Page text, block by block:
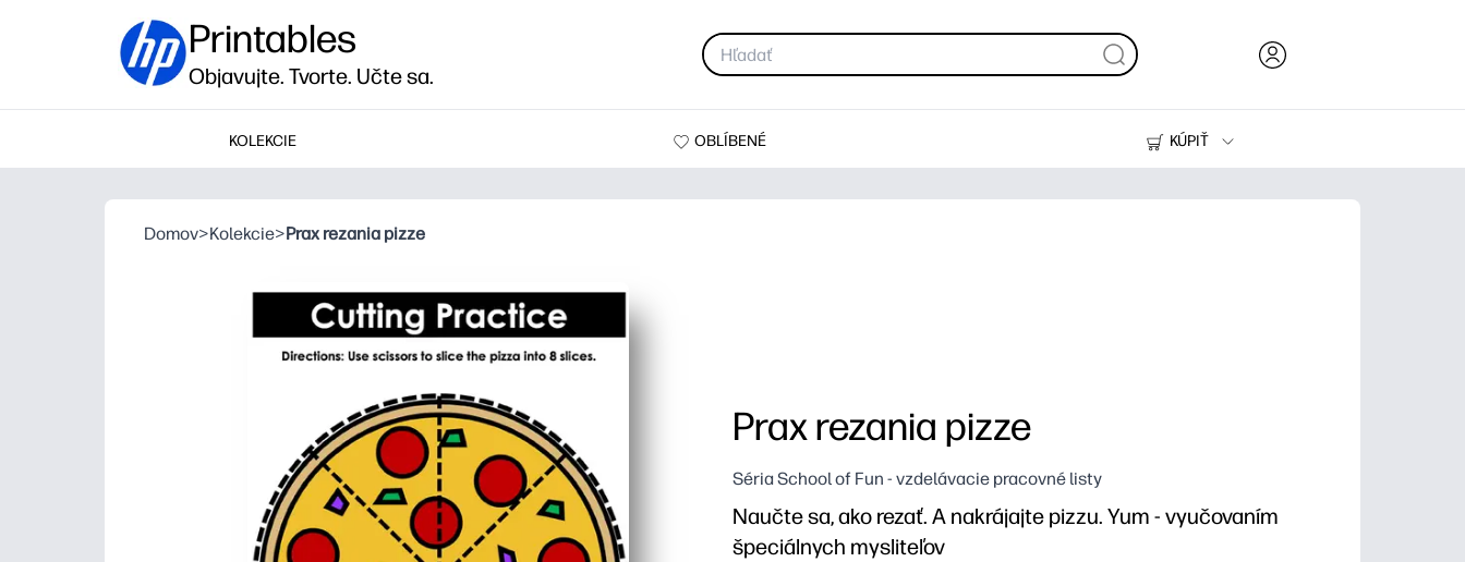
Printables
Objavujte. Tvorte. Učte sa.
KOLEKCIE OBLÍBENÉ
KÚPIŤ
Tlačiarne
Domov>Kolekcie>Prax rezania pizze
Prax rezania pizze
Séria School of Fun - vzdelávacie pracovné listy
Naučte sa, ako rezať. A nakrájajte pizzu. Yum - vyučovaním
špeciálnych mysliteľov